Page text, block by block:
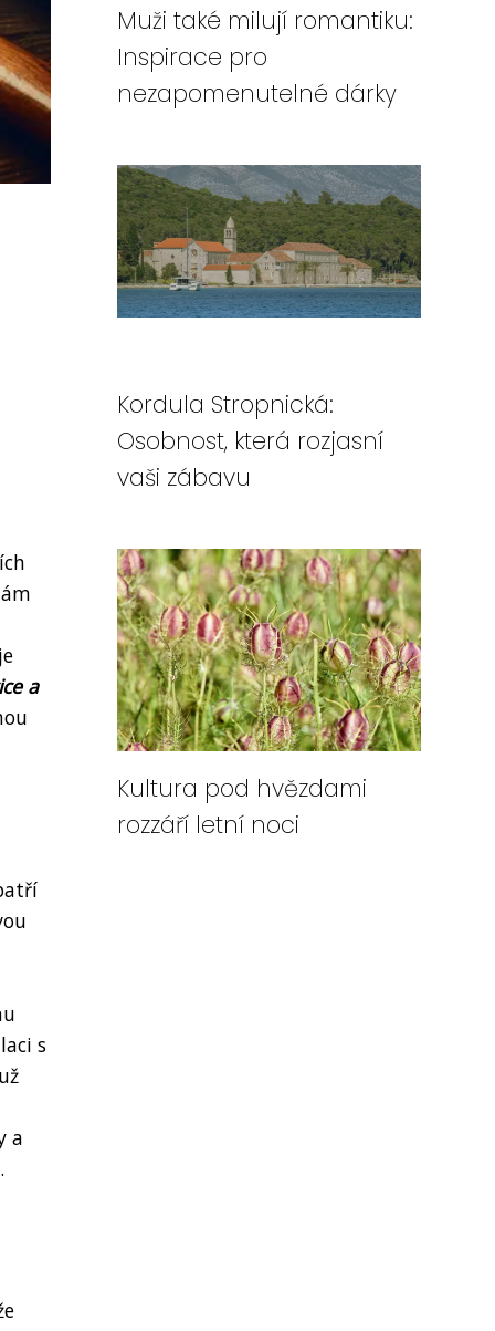
a
s
a
Muži také milují romantiku:
Inspirace pro
nezapomenutelné dárky
Kordula Stropnická:
Osobnost, která rozjasní
vaši zábavu
Kultura pod hvězdami
rozzáří letní noci